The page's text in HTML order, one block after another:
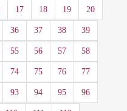
17 18 19 20
36 37 38 39
55 56 57 58
74 75 76 77
93 94 95 96